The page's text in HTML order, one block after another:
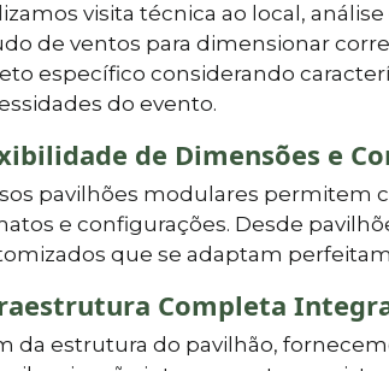
visita técnica ao local,
de ventos para dimensionar
específico considerando
do evento.
de Dimensões e
pavilhões modulares permitem
e configurações. Desde
que se adaptam
Completa
da estrutura do pavilhão,